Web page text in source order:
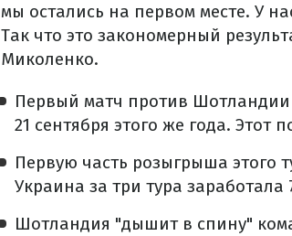
мы остались на первом месте. У
Так что это закономерный
Миколенко.
Первый матч против
21 сентября этого же года.
Первую часть розыгрыша этого
Украина за три тура заработала
Шотландия "дышит в спину"